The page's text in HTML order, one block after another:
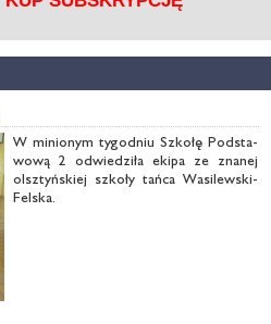
W mi­nio­nym ty­go­dniu Szko­łę Pod­sta­
wo­wą 2 od­wie­dzi­ła eki­pa ze zna­nej
olsz­tyń­skiej szko­ły tań­ca Wa­si­lew­ski-
Fel­ska.